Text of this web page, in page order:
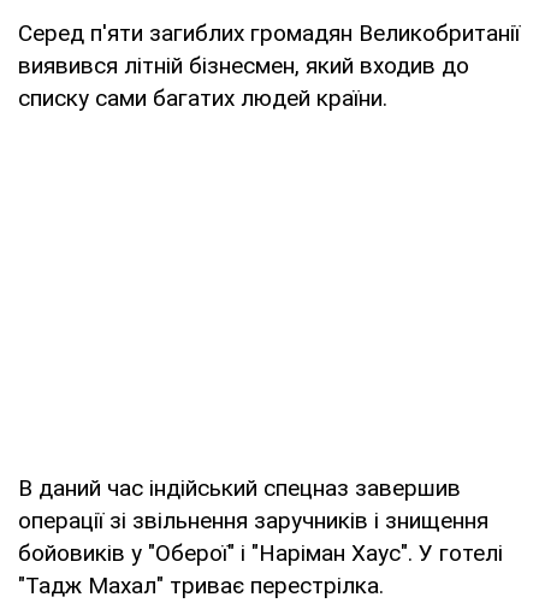
Серед п'яти загиблих громадян Великобританії
виявився літній бізнесмен, який входив до
списку сами багатих людей країни.
В даний час індійський спецназ завершив
операції зі звільнення заручників і знищення
бойовиків у "Оберої" і "Наріман Хаус". У готелі
"Тадж Махал" триває перестрілка.